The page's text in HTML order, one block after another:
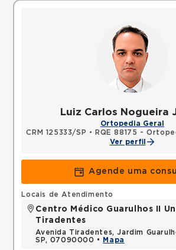
Luiz Carlos Nogueira
Ortopedia Geral
CRM 125333/SP •
RQE 88175 -
Ver perfil
Agende uma
Locais de Atendimento
Centro Médico Guarulhos II
Tiradentes
Avenida Tiradentes, Jardim
SP, 07090000 •
Mapa